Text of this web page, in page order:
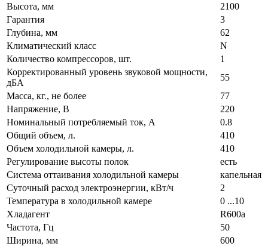
Высота, мм
2100
Гарантия
3
Глубина, мм
62
Климатический класс
N
Количество компрессоров, шт.
1
Корректированный уровень звуковой мощности,
дБA
55
Масса, кг., не более
77
Напряжение, В
220
Номинальный потребляемый ток, А
0.8
Общий объем, л.
410
Объем холодильной камеры, л.
410
Регулирование высоты полок
есть
Система оттаивания холодильной камеры
капельная
Суточный расход электроэнергии, кВт/ч
2
Температура в холодильной камере
0 ...10
Хладагент
R600a
Частота, Гц
50
Ширина, мм
600